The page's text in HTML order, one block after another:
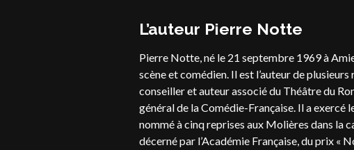
L’auteur Pierre Notte
Pierre Notte, né le 21 septembre 1969 à
scène et comédien. Il est l’auteur de
conseiller et auteur associé du Théâtre du
général de la Comédie-Française. Il a exercé
nommé à cinq reprises aux Molières dans la
décerné par l’Académie Française, du prix «